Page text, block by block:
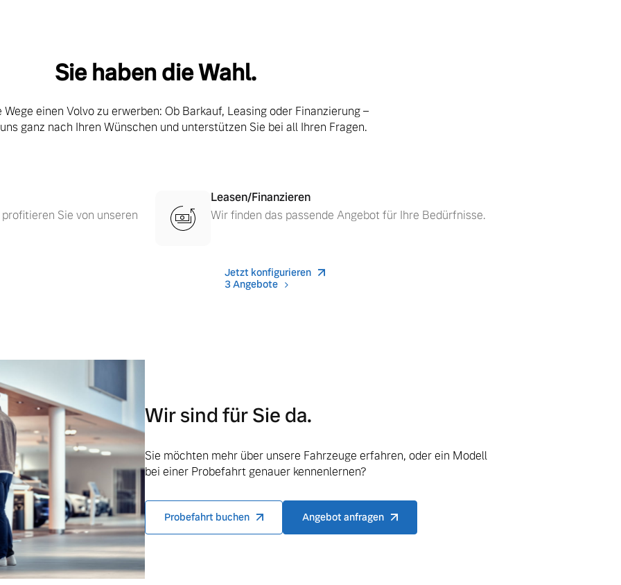
Original Volvo Winter- und Sommer Kompletträder.
Sie haben die Wahl.
Wege einen Volvo zu erwerben: Ob Barkauf, Leasing oder Finanzierung –
ganz nach Ihren Wünschen und unterstützen Sie bei all Ihren Fragen.
Sie von unseren
Leasen/Finanzieren
Wir finden das passende Angebot für Ihre Bedürfnisse.
Jetzt konfigurieren
3 Angebote
Wir sind für Sie da.
Sie möchten mehr über unsere Fahrzeuge erfahren, oder ein Modell
bei einer Probefahrt genauer kennenlernen?
Probefahrt buchen Angebot anfragen